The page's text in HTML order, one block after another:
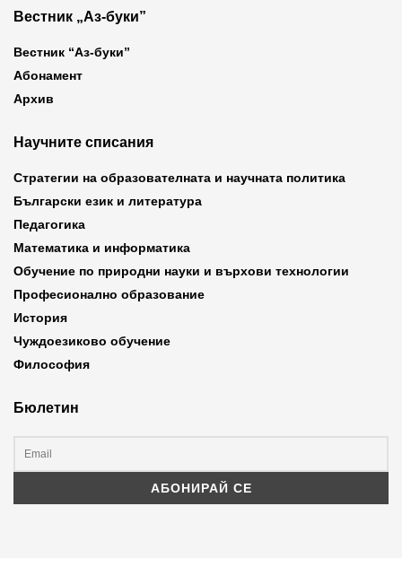
Вестник „Аз-буки”
Вестник “Аз-буки”
Абонамент
Архив
Научните списания
Стратегии на образователната и научната политика
Български език и литература
Педагогика
Математика и информатика
Обучение по природни науки и върхови технологии
Професионално образование
История
Чуждоезиково обучение
Философия
Бюлетин